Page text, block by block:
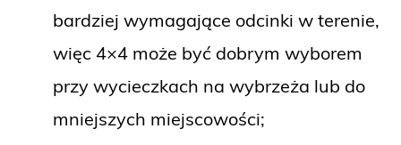
bardziej wymagające odcinki w terenie,
więc 4×4 może być dobrym wyborem
przy wycieczkach na wybrzeża lub do
mniejszych miejscowości;